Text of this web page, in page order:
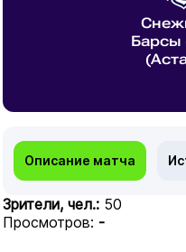
Барсы
Описание матча
Зрители, чел.: 50
Просмотров: -